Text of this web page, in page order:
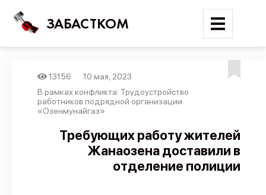
ЗАБАСТКОМ
Войти
Новости
Карта событий
13156
10 мая, 2023
В рамках конфликта: Трудоустройство
работников подрядной организации
«Озенмунайгаз»
Требующих работу жителей
Жанаозена доставили в
отделение полиции